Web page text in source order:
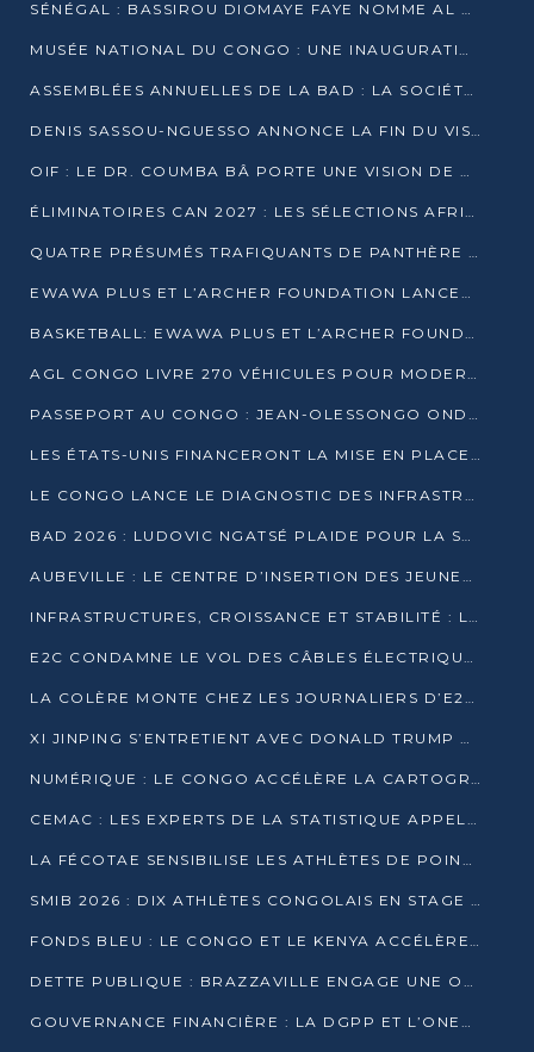
SÉNÉGAL : BASSIROU DIOMAYE FAYE NOMME AL AMINOU LÔ PREMIER MINISTRE
MUSÉE NATIONAL DU CONGO : UNE INAUGURATION PORTEUSE D’ESPOIR POUR LA CULTURE
ASSEMBLÉES ANNUELLES DE LA BAD : LA SOCIÉTÉ CIVILE CONGOLAISE À LA RECHERCHE DE PARTENAIRES POUR SES PROJETS
DENIS SASSOU-NGUESSO ANNONCE LA FIN DU VISA POUR LES AFRICAINS EN 2027
OIF : LE DR. COUMBA BÂ PORTE UNE VISION DE DIALOGUE, DE STABILITÉ ET DE RÉFORME À LA TÊTE
ÉLIMINATOIRES CAN 2027 : LES SÉLECTIONS AFRICAINES CONNAISSENT LEURS ADVERSAIRES
QUATRE PRÉSUMÉS TRAFIQUANTS DE PANTHÈRE ARRÊTÉS À EWO
EWAWA PLUS ET L’ARCHER FOUNDATION LANCENT UN CAMP DE BASKET POUR LES JEUNES À BRAZZAVILLE
BASKETBALL: EWAWA PLUS ET L’ARCHER FOUNDATION LANCENT UN CAMP POUR LES JEUNES
AGL CONGO LIVRE 270 VÉHICULES POUR MODERNISER LE TRANSPORT URBAIN
PASSEPORT AU CONGO : JEAN-OLESSONGO ONDAYE VEUT METTRE FIN AUX LENTEURS ADMINISTRATIVES
LES ÉTATS-UNIS FINANCERONT LA MISE EN PLACE DE JUSQU’À 50 CLINIQUES DE LUTTE CONTRE L’EBOLA
LE CONGO LANCE LE DIAGNOSTIC DES INFRASTRUCTURES SPORTIVES DU COMPLEXE DE KINTÉLÉ
BAD 2026 : LUDOVIC NGATSÉ PLAIDE POUR LA SOUVERAINETÉ FINANCIÈRE AFRICAINE
AUBEVILLE : LE CENTRE D’INSERTION DES JEUNES PRÊT À OUVRIR SES PORTES
INFRASTRUCTURES, CROISSANCE ET STABILITÉ : LA GUINÉE AFFÛTE SES AMBITIONS
E2C CONDAMNE LE VOL DES CÂBLES ÉLECTRIQUES APRÈS UNE VIDÉO VIRALE
LA COLÈRE MONTE CHEZ LES JOURNALIERS D’E2C QUI DÉNONCENT 20 ANS DE PRÉCARITÉ
XI JINPING S’ENTRETIENT AVEC DONALD TRUMP À BEIJING
NUMÉRIQUE : LE CONGO ACCÉLÈRE LA CARTOGRAPHIE DE SES INFRASTRUCTURES DIGITALES
CEMAC : LES EXPERTS DE LA STATISTIQUE APPELLENT À RENFORCER LA SÉCURISATION DES DONNÉES
LA FÉCOTAE SENSIBILISE LES ATHLÈTES DE POINTE-NOIRE À L’HYGIÈNE ALIMENTA
SMIB 2026 : DIX ATHLÈTES CONGOLAIS EN STAGE AU KENYA
FONDS BLEU : LE CONGO ET LE KENYA ACCÉLÈRENT LA MOBILISATION DES FINANCEMENTS
DETTE PUBLIQUE : BRAZZAVILLE ENGAGE UNE OPÉRATION DE RACHAT DE 575 MILLIONS DE DOLLARS
GOUVERNANCE FINANCIÈRE : LA DGPP ET L’ONEC-C VERS UN PARTENARIAT POUR ASSAINIR LES ENTREPRISES PUBLIQUES